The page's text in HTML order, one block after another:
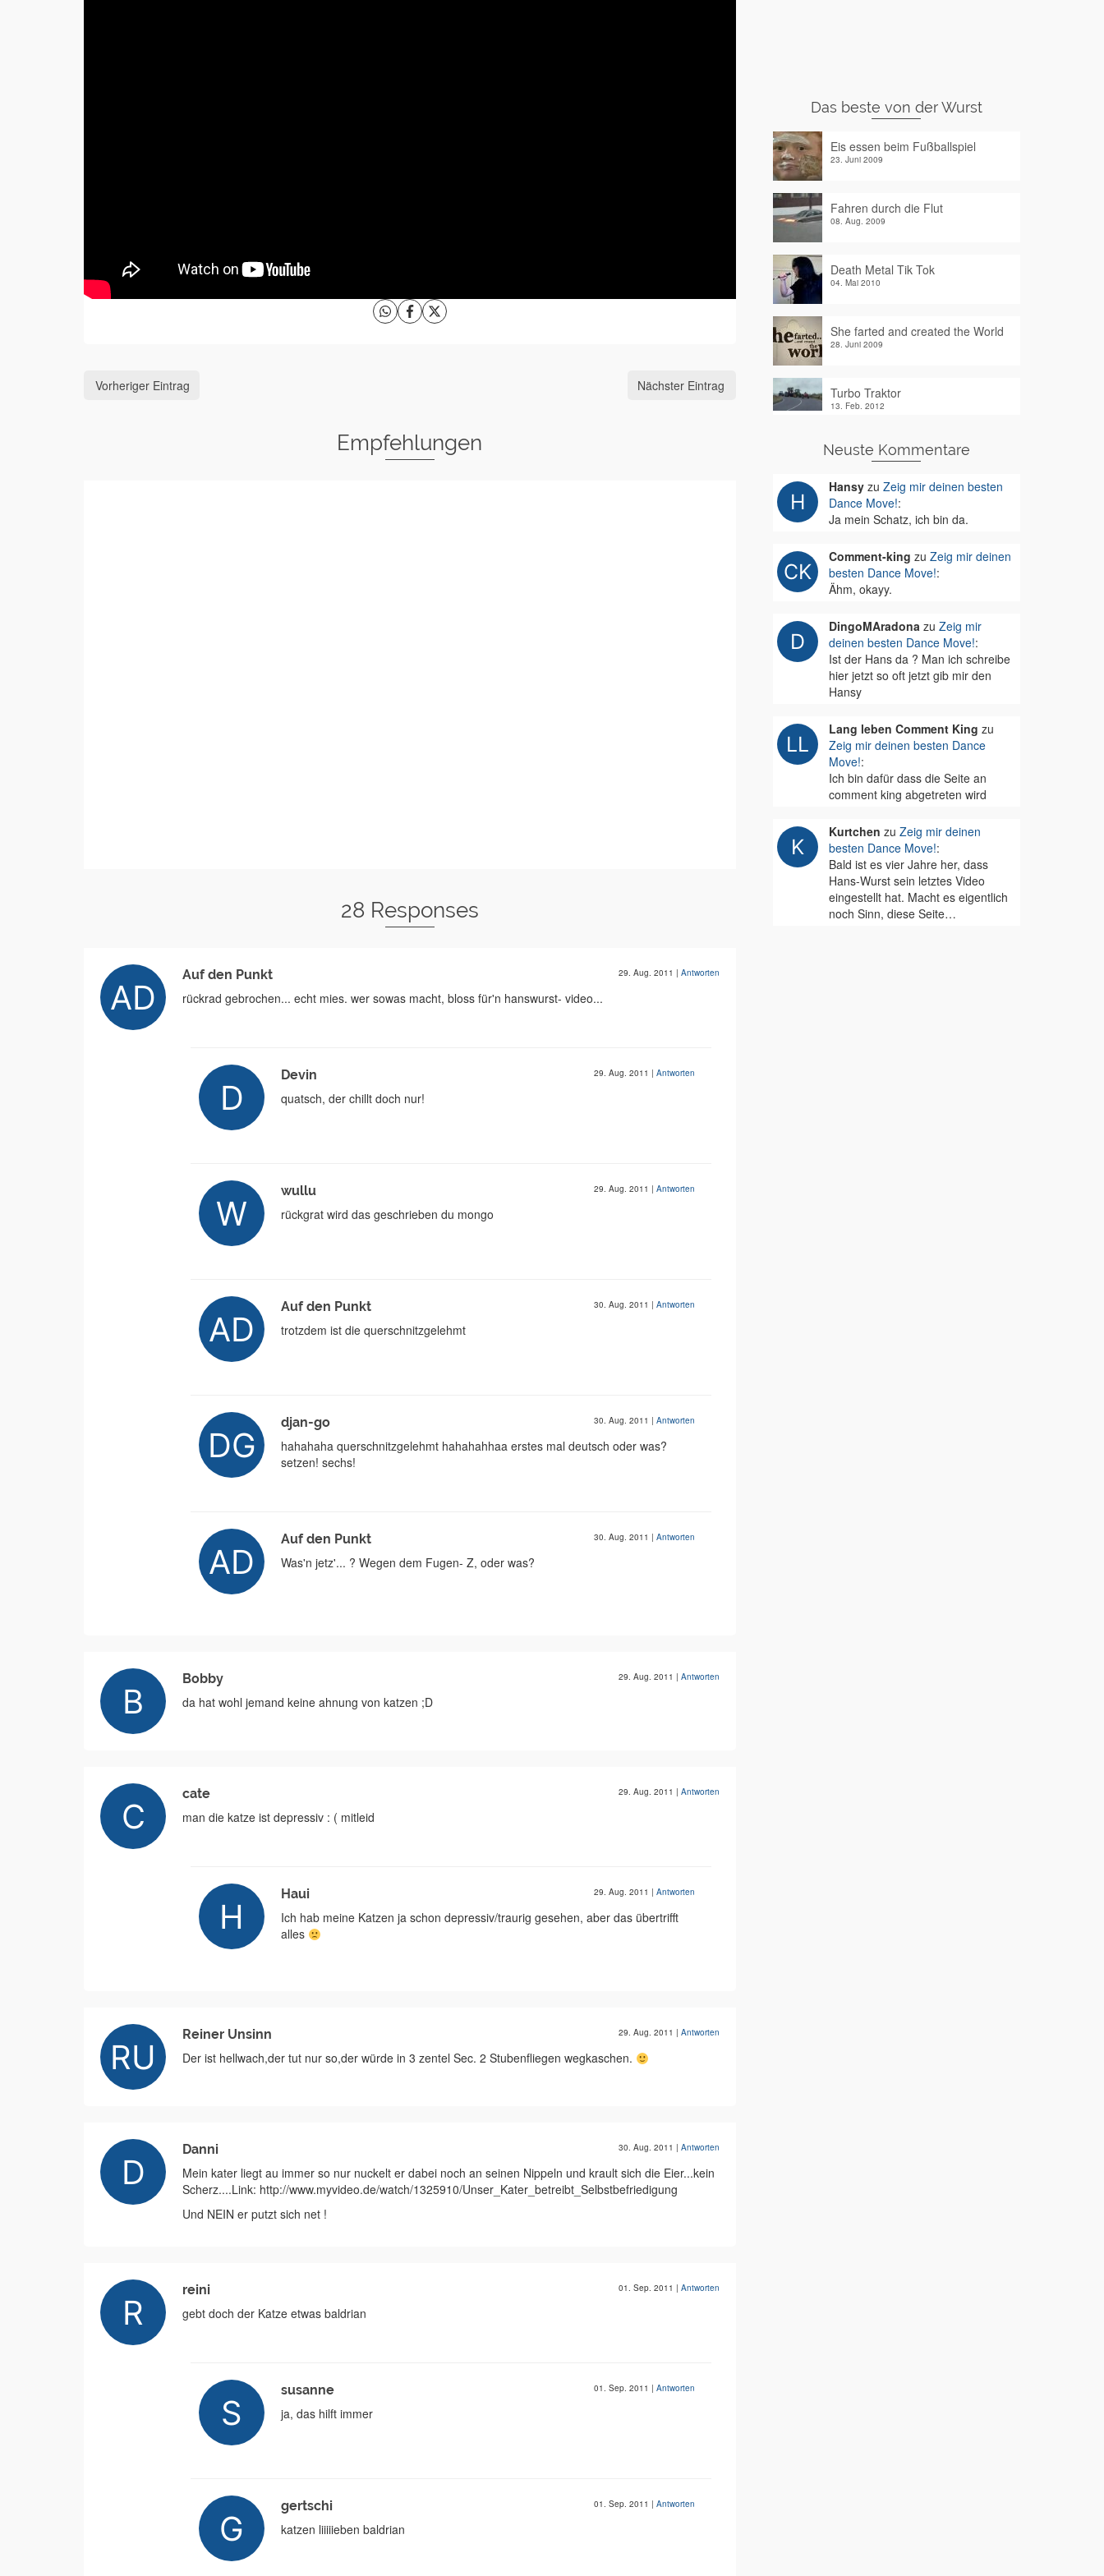
Vorheriger Eintrag Nächster Eintrag
Empfehlungen
28 Responses
Auf den Punkt 29. Aug. 2011 | Antworten
rückrad gebrochen... echt mies. wer sowas macht, bloss für'n hanswurst- video...
Devin 29. Aug. 2011 | Antworten
quatsch, der chillt doch nur!
wullu 29. Aug. 2011 | Antworten
rückgrat wird das geschrieben du mongo
Auf den Punkt 30. Aug. 2011 | Antworten
trotzdem ist die querschnitzgelehmt
djan-go 30. Aug. 2011 | Antworten
hahahaha querschnitzgelehmt hahahahhaa erstes mal deutsch oder was?
setzen! sechs!
Auf den Punkt 30. Aug. 2011 | Antworten
Was'n jetz'... ? Wegen dem Fugen- Z, oder was?
Bobby 29. Aug. 2011 | Antworten
da hat wohl jemand keine ahnung von katzen ;D
cate 29. Aug. 2011 | Antworten
man die katze ist depressiv : ( mitleid
Haui 29. Aug. 2011 | Antworten
Ich hab meine Katzen ja schon depressiv/traurig gesehen, aber das übertrifft
alles
Reiner Unsinn 29. Aug. 2011 | Antworten
Der ist hellwach,der tut nur so,der würde in 3 zentel Sec. 2 Stubenfliegen wegkaschen.
Danni 30. Aug. 2011 | Antworten
Mein kater liegt au immer so nur nuckelt er dabei noch an seinen Nippeln und krault sich die Eier...kein
Scherz....Link: http://www.myvideo.de/watch/1325910/Unser_Kater_betreibt_Selbstbefriedigung
Und NEIN er putzt sich net !
reini 01. Sep. 2011 | Antworten
gebt doch der Katze etwas baldrian
susanne 01. Sep. 2011 | Antworten
ja, das hilft immer
gertschi 01. Sep. 2011 | Antworten
katzen liiiiieben baldrian
Das beste von der Wurst
Eis essen beim Fußballspiel
23. Juni 2009
Fahren durch die Flut
08. Aug. 2009
Death Metal Tik Tok
04. Mai 2010
She farted and created the World
28. Juni 2009
Turbo Traktor
13. Feb. 2012
Neuste Kommentare
Hansyzu Zeig mir deinen besten
Dance Move!:
Ja mein Schatz, ich bin da.
Comment-king zu Zeig mir deinen
besten Dance Move!:
Ähm, okayy.
DingoMAradonazu Zeig mir
deinen besten Dance Move!:
Ist der Hans da ? Man ich schreibe
hier jetzt so oft jetzt gib mir den
Hansy
Lang leben Comment King zu
Zeig mir deinen besten Dance
Move!:
Ich bin dafür dass die Seite an
comment king abgetreten wird
Kurtchen zu Zeig mir deinen
besten Dance Move!:
Bald ist es vier Jahre her, dass
Hans-Wurst sein letztes Video
eingestellt hat. Macht es eigentlich
noch Sinn, diese Seite…